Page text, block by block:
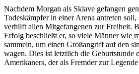
Nachdem Morgan als Sklave gefangen
Todeskämpfer in einer Arena antreten
verhilft allen Mitgefangenen zur Freiheit.
Erfolg beschließt er, so viele Männer wie
sammeln, um einen Großangriff auf den
wagen. Dies ist letztlich die Geburtstunde
Amerikaners, der als Fremder zur